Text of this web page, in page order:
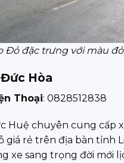
Đỏ đặc trưng với màu
Hòa
Thoại: 0828512838
Huệ chuyên cung cấp
giá rẻ trên địa bàn tỉnh
xe sang trọng đời mới